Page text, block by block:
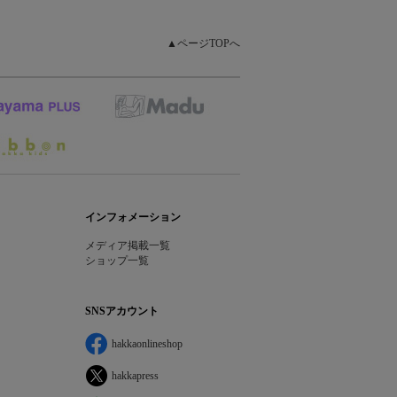
▲ページTOPへ
インフォメーション
メディア掲載一覧
ショップ一覧
SNSアカウント
hakkaonlineshop
hakkapress